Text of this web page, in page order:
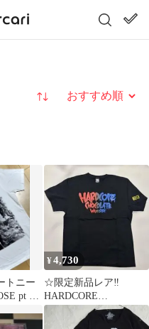
並び替え
トニー
pt T
¥4,730
☆限定新品レア‼️
HARDCORE
CHOCOLATE Two Face
Tシャツ